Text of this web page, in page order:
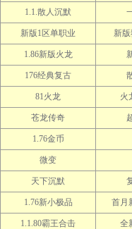
1.1.散人沉默
新版1区单职业 新
1.86新版火龙
176经典复古
81火龙 火
苍龙传奇
1.76金币
微变
天下沉默
1.76新小极品 首月
1.1.80霸王合击 全